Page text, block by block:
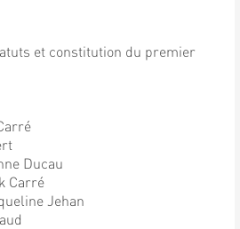
et constitution du premier
Ducau
Carré
Jehan